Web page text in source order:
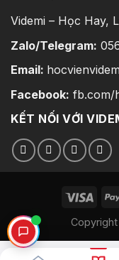
Videmi – Học Hay,
Zalo/Telegram:
Email:
Facebook: fb.com/
KẾT NỐI VỚI
Copyright